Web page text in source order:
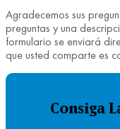
Agradecemos sus
preguntas y una
formulario se enviará
que usted comparte es
Consiga